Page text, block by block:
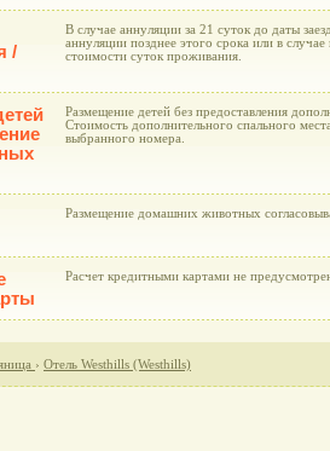
/
В случае аннуляции за 21 суток до даты
аннуляции позднее этого срока или в случае
стоимости суток проживания.
Размещение детей без предоставления
Стоимость дополнительного спального
выбранного номера.
Размещение домашних животных
Расчет кредитными картами не
› Отель Westhills (Westhills)